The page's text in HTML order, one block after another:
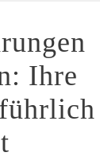
Ihre